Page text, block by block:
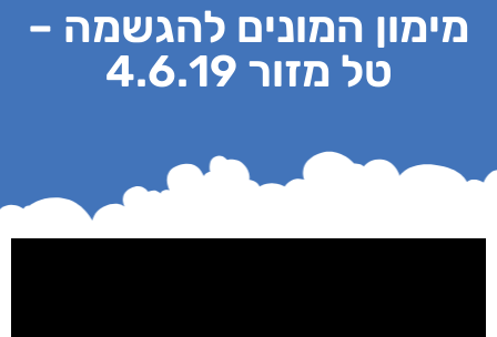
מימון המונים להגשמה –
טל מזור 4.6.19